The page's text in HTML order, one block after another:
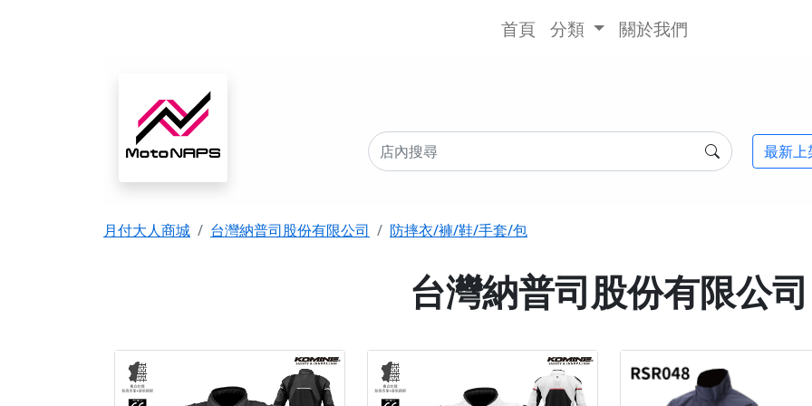
首頁 分類 關於我們
最新
月付大人商城 台灣納普司股份有限公司 防摔衣/褲/鞋/手套/包
台灣納普司股份有限公司